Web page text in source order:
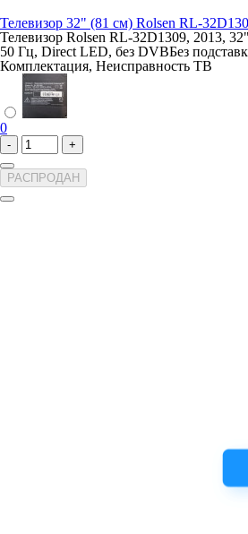
Телевизор 32" (81 см) Rolsen RL-
Телевизор Rolsen RL-32D1309, 2013,
50 Гц, Direct LED, без DVBБез
Комплектация, Неисправность ТВ
0
- +
РАСПРОДАН